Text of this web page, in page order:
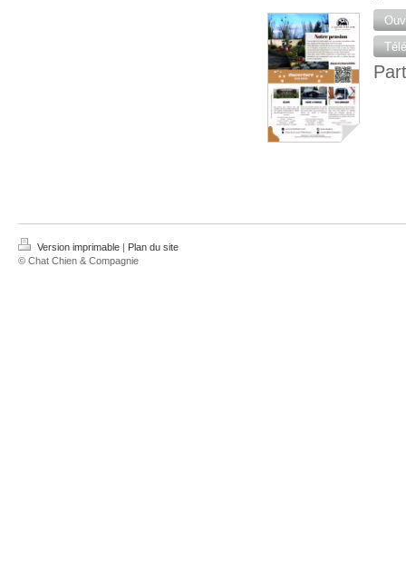
Version imprimable | Plan du site
© Chat Chien & Compagnie